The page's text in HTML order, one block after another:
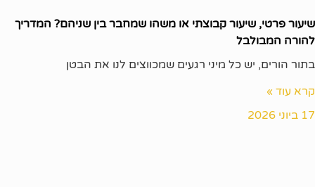
שיעור פרטי, שיעור קבוצתי או משהו שמחבר בין שניהם? המדריך
להורה המבולבל
בתור הורים, יש כל מיני רגעים שמכווצים לנו את הבטן
קרא עוד »
17 ביוני 2026